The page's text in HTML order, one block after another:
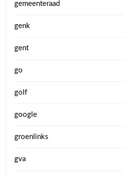
gemeenteraad
genk
gent
go
golf
google
groenlinks
gva